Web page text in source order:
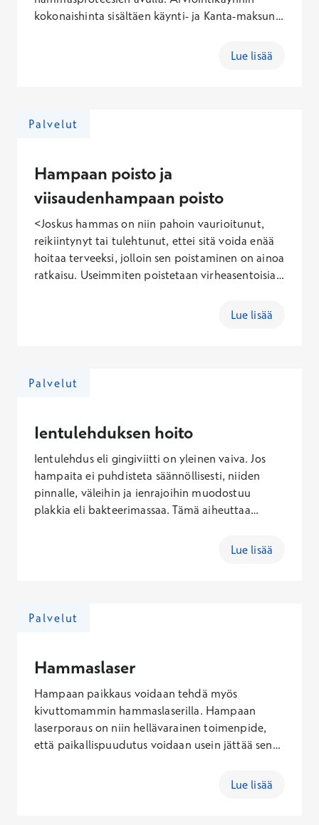
kokonaishinta sisältäen käynti- ja Kanta-maksun
(lauantaisin), 146,60 – 514,10 € (sunnuntaisin).
Lue lisää
Palvelut
Hampaan poisto ja
viisaudenhampaan poisto
<Joskus hammas on niin pahoin vaurioitunut,
reikiintynyt tai tulehtunut, ettei sitä voida enää
hoitaa terveeksi, jolloin sen poistaminen on ainoa
ratkaisu. Useimmiten poistetaan virheasentoisia
hammaslääkärin tekemänä hampaan poisto on
(sunnuntaisin). Hinta määräytyy poiston
Lue lisää
Palvelut
Ientulehduksen hoito
Ientulehdus eli gingiviitti on yleinen vaiva. Jos
hampaita ei puhdisteta säännöllisesti, niiden
pinnalle, väleihin ja ienrajoihin muodostuu
plakkia eli bakteerimassaa. Tämä aiheuttaa
ikenesi kuntoon, varaa aika hammaslääkärille.
(sunnuntaisin).
Lue lisää
Palvelut
Hammaslaser
Hampaan paikkaus voidaan tehdä myös
kivuttomammin hammaslaserilla. Hampaan
laserporaus on niin hellävarainen toimenpide,
että paikallispuudutus voidaan usein jättää sen
Lue lisää